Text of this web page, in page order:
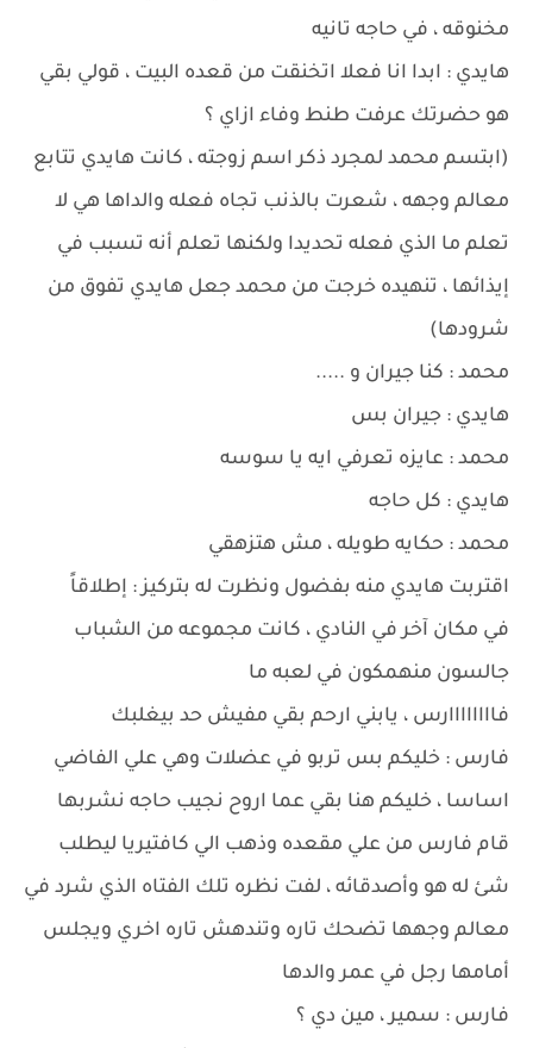
مخنوقه ، في حاجه تانيه
هايدي : ابدا انا فعلا اتخنقت من قعده البيت ، قولي بقي
هو حضرتك عرفت طنط وفاء ازاي ؟
(ابتسم محمد لمجرد ذكر اسم زوجته ، كانت هايدي تتابع
معالم وجهه ، شعرت بالذنب تجاه فعله والداها هي لا
تعلم ما الذي فعله تحديدا ولكنها تعلم أنه تسبب في
إيذائها ، تنهيده خرجت من محمد جعل هايدي تفوق من
شرودها)
محمد : كنا جيران و .....
هايدي : جيران بس
محمد : عايزه تعرفي ايه يا سوسه
هايدي : كل حاجه
محمد : حكايه طويله ، مش هتزهقي
اقتربت هايدي منه بفضول ونظرت له بتركيز : إطلاقاً
في مكان آخر في النادي ، كانت مجموعه من الشباب
جالسون منهمكون في لعبه ما
فاااااااارس ، يابني ارحم بقي مفيش حد بيغلبك
فارس : خليكم بس تربو في عضلات وهي علي الفاضي
اساسا ، خليكم هنا بقي عما اروح نجيب حاجه نشربها
قام فارس من علي مقعده وذهب الي كافتيريا ليطلب
شئ له هو وأصدقائه ، لفت نظره تلك الفتاه الذي شرد في
معالم وجهها تضحك تاره وتندهش تاره اخري ويجلس
أمامها رجل في عمر والدها
فارس : سمير ، مين دي ؟